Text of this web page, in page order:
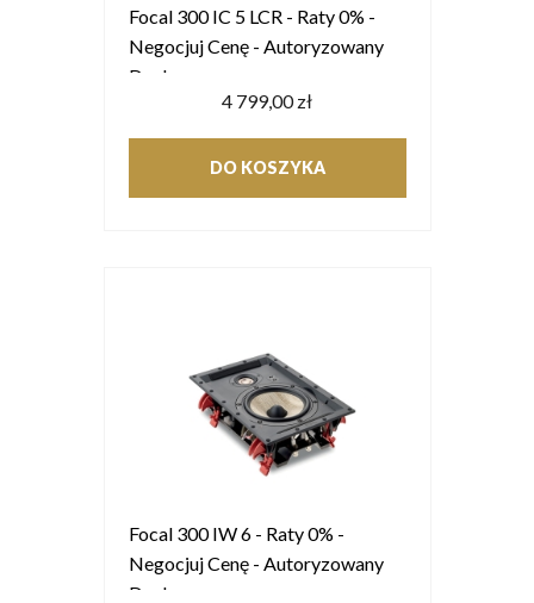
Focal 300 IC 5 LCR - Raty 0% -
Negocjuj Cenę - Autoryzowany
Dealer
4 799,00 zł
DO KOSZYKA
Focal 300 IW 6 - Raty 0% -
Negocjuj Cenę - Autoryzowany
Dealer